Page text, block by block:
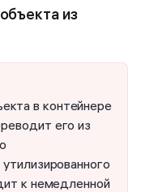
из
в контейнере
его из
к немедленной